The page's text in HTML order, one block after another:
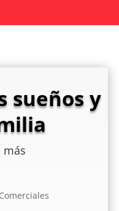
sueños y
más